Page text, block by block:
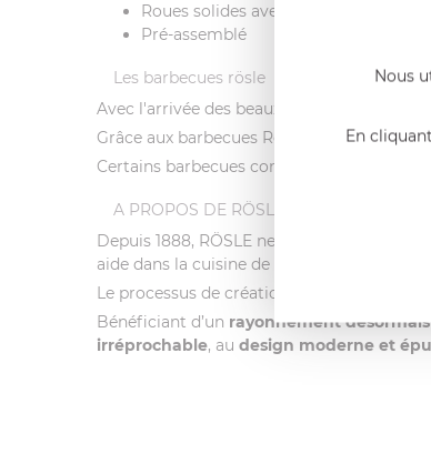
Roues solides avec pneus en
Pré-assemblé
Les barbecues rösle
Avec l'arrivée des beaux jours, les
Grâce aux barbecues Rösle, vos mets
Certains barbecues combinent même
A PROPOS DE RÖSLE
Depuis 1888, RÖSLE ne cesse
aide dans la cuisine de tous les jours ou
Le processus de création RÖSLE suit une
Bénéficiant d’un rayonnement
irréprochable, au design moderne et
Nous
En